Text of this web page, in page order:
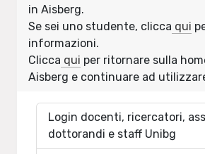
in Aisberg.
Se sei uno studente, clicca qui
informazioni.
Clicca qui per ritornare sulla
Aisberg e continuare ad
Login docenti, ricercatori,
dottorandi e staff Unibg